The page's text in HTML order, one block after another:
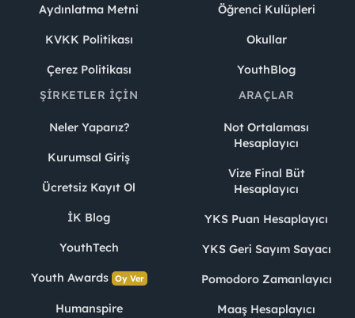
Aydınlatma Metni
KVKK Politikası
Çerez Politikası
Öğrenci Kulüpleri
Okullar
YouthBlog
ŞIRKETLER İÇIN
Neler Yaparız?
Kurumsal Giriş
Ücretsiz Kayıt Ol
İK Blog
YouthTech
Youth Awards Oy Ver
Humanspire
ARAÇLAR
Not Ortalaması
Hesaplayıcı
Vize Final Büt
Hesaplayıcı
YKS Puan Hesaplayıcı
YKS Geri Sayım Sayacı
Pomodoro Zamanlayıcı
Maaş Hesaplayıcı